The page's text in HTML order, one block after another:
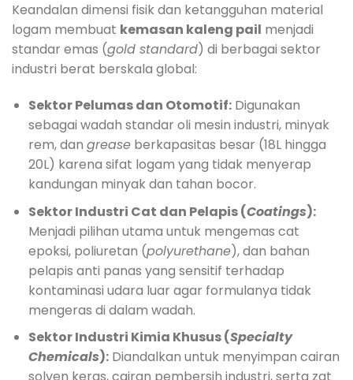
Keandalan dimensi fisik dan ketangguhan material
logam membuat kemasan kaleng pail menjadi
standar emas (gold standard) di berbagai sektor
industri berat berskala global:
Sektor Pelumas dan Otomotif:Digunakan
sebagai wadah standar oli mesin industri, minyak
rem, dan greaseberkapasitas besar (18L hingga
20L) karena sifat logam yang tidak menyerap
kandungan minyak dan tahan bocor.
Sektor Industri Cat dan Pelapis (Coatings):
Menjadi pilihan utama untuk mengemas cat
epoksi, poliuretan (polyurethane), dan bahan
pelapis anti panas yang sensitif terhadap
kontaminasi udara luar agar formulanya tidak
mengeras di dalam wadah.
Sektor Industri Kimia Khusus (Specialty
Chemicals):Diandalkan untuk menyimpan cairan